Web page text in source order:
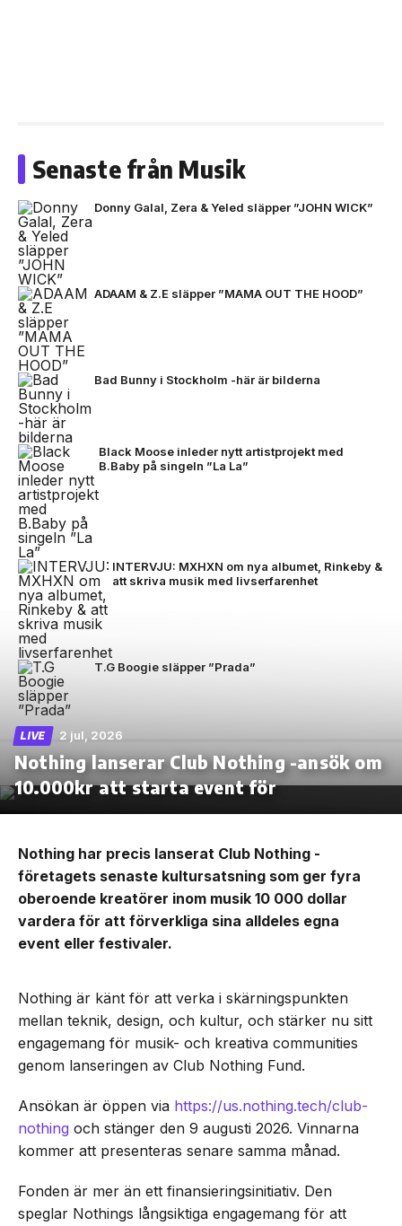
Senaste från Musik
Donny Galal, Zera & Yeled släpper ”JOHN WICK”
ADAAM & Z.E släpper ”MAMA OUT THE HOOD”
Bad Bunny i Stockholm -här är bilderna
Black Moose inleder nytt artistprojekt med
B.Baby på singeln ”La La”
INTERVJU: MXHXN om nya albumet, Rinkeby &
att skriva musik med livserfarenhet
T.G Boogie släpper ”Prada”
LIVE 2 jul, 2026
Nothing lanserar Club Nothing -ansök om
10.000kr att starta event för
Nothing har precis lanserat Club Nothing -
företagets senaste kultursatsning som ger fyra
oberoende kreatörer inom musik 10 000 dollar
vardera för att förverkliga sina alldeles egna
event eller festivaler.
Nothing är känt för att verka i skärningspunkten
mellan teknik, design, och kultur, och stärker nu sitt
engagemang för musik- och kreativa communities
genom lanseringen av Club Nothing Fund.
Ansökan är öppen via https://us.nothing.tech/club-
nothing och stänger den 9 augusti 2026. Vinnarna
kommer att presenteras senare samma månad.
Fonden är mer än ett finansieringsinitiativ. Den
speglar Nothings långsiktiga engagemang för att